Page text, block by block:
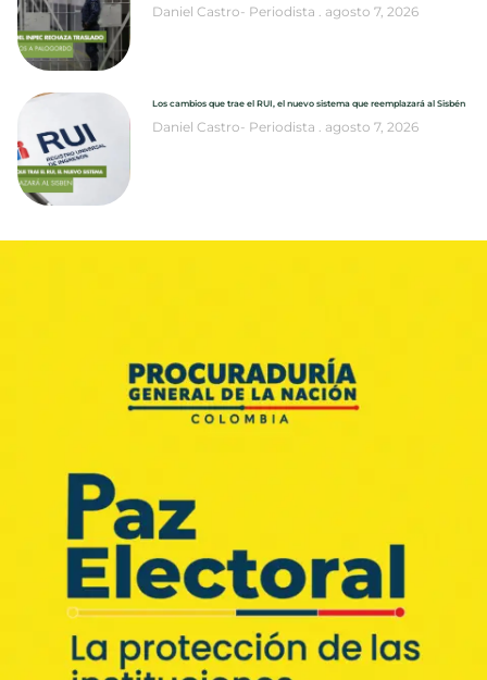
Daniel Castro- Periodista agosto 7, 2026
Los cambios que trae el RUI, el nuevo sistema que reemplazará al Sisbén
Daniel Castro- Periodista agosto 7, 2026